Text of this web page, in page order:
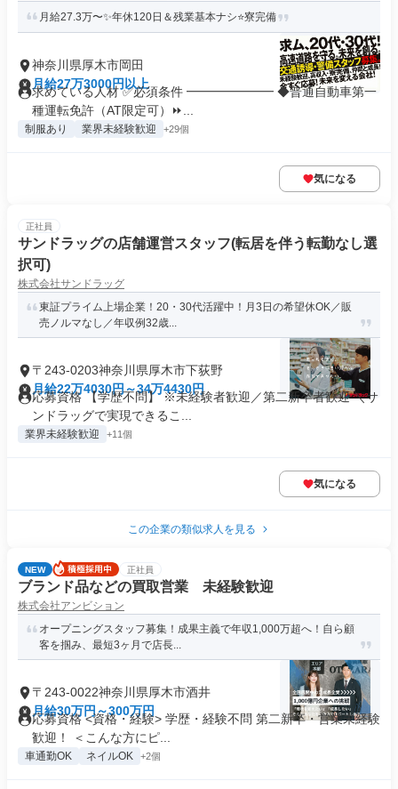
月給27.3万〜✨年休120日＆残業基本ナシ⭐寮完備
神奈川県厚木市岡田
月給27万3000円以上
求めている人材 ✅必須条件 ━━━━━━━ ◆普通自動車第一
種運転免許（AT限定可）⏩...
制服あり 業界未経験歓迎 +29個
気になる
正社員
サンドラッグの店舗運営スタッフ(転居を伴う転勤なし選
択可)
株式会社サンドラッグ
東証プライム上場企業！20・30代活躍中！月3日の希望休OK／販
売ノルマなし／年収例32歳...
〒243-0203神奈川県厚木市下荻野
月給22万4030円～34万4430円
応募資格 【学歴不問】 ※未経験者歓迎／第二新卒者歓迎 ＼サ
ンドラッグで実現できるこ...
業界未経験歓迎 +11個
気になる
この企業の類似求人を見る
NEW 正社員
ブランド品などの買取営業 未経験歓迎
株式会社アンビション
オープニングスタッフ募集！成果主義で年収1,000万超へ！自ら顧
客を掴み、最短3ヶ月で店長...
〒243-0022神奈川県厚木市酒井
月給30万円～300万円
応募資格 <資格・経験> 学歴・経験不問 第二新卒・営業未経験
歓迎！ ＜こんな方にピ...
車通勤OK ネイルOK +2個